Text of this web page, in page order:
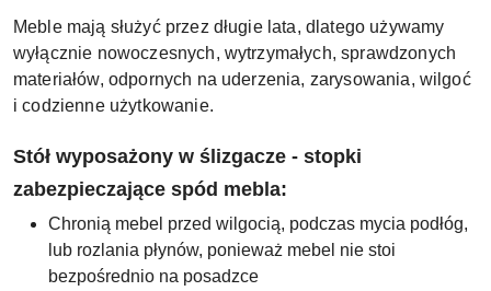
Meble mają służyć przez długie lata, dlatego używamy
wyłącznie nowoczesnych, wytrzymałych, sprawdzonych
materiałów, odpornych na uderzenia, zarysowania, wilgoć
i codzienne użytkowanie.
Stół wyposażony w ślizgacze - stopki
zabezpieczające spód mebla:
Chronią mebel przed wilgocią, podczas mycia podłóg,
lub rozlania płynów, ponieważ mebel nie stoi
bezpośrednio na posadzce